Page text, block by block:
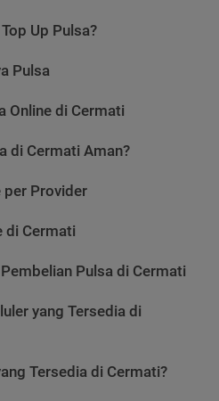
Up Pulsa?
Pulsa
Online di Cermati
di Cermati Aman?
per Provider
di Cermati
Pulsa di Cermati
yang Tersedia di
Tersedia di Cermati?